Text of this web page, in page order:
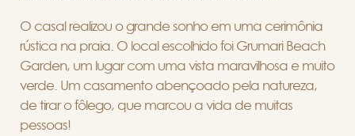
O casal realizou o grande sonho em uma cerimônia
rústica na praia. O local escolhido foi Grumari Beach
Garden, um lugar com uma vista maravilhosa e muito
verde. Um casamento abençoado pela natureza,
de tirar o fôlego, que marcou a vida de muitas
pessoas!